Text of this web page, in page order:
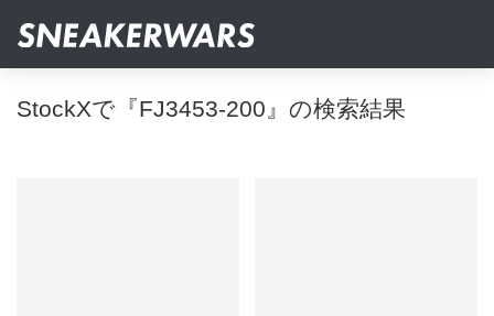
StockXで『FJ3453-200』の検索結果